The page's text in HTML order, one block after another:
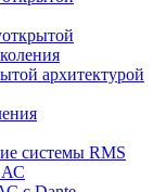
архитектурой
системы RMS
АС